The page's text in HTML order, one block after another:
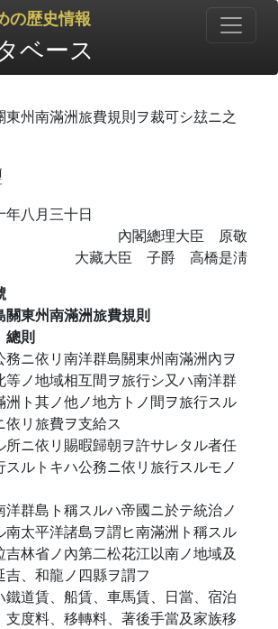
の歴史情報
ベース
東州南滿洲旅費規則ヲ裁可シ玆ニ之
年八月三十日
內閣總理大臣 原敬
大藏大臣 子爵 高橋是淸
關東州南滿洲旅費規則
則
務ニ依リ南洋群島關東州南滿洲內ヲ
等ノ地域相互間ヲ旅行シ又ハ南洋群
洲ト其ノ他ノ地方トノ間ヲ旅行スル
依リ旅費ヲ支給ス
所ニ依リ賜暇歸朝ヲ許サレタル者任
ルトキハ公務ニ依リ旅行スルモノ
洋群島ト稱スルハ帝國ニ於テ統治ノ
南太平洋諸島ヲ謂ヒ南滿洲ト稱スル
林省ノ內第二松花江以南ノ地域及
、和龍ノ四縣ヲ謂フ
鐵道賃、船賃、車馬賃、日當、宿泊
支度料、移轉料、著後手當及家族移